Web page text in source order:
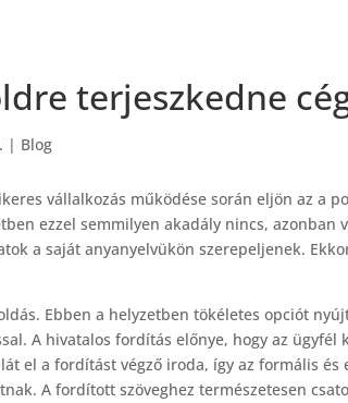
terjeszkedne
| Blog
vállalkozás működése során eljön az a
ezzel semmilyen akadály nincs, azonban
a saját anyanyelvükön szerepeljenek.
Ebben a helyzetben tökéletes opciót
A hivatalos fordítás előnye, hogy az
el a fordítást végző iroda, így az formális
A fordított szöveghez természetesen